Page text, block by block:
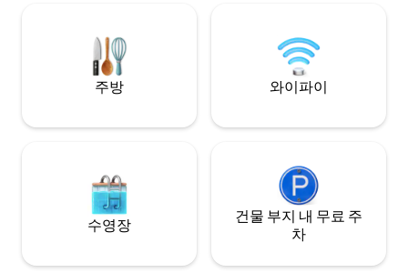
스럽고 지속적이라면 테라스에서 사슴을
발견하거나 사슴의 소리를 들을 수 있습니
회가 있습니다.
주방 와이파이
수영장
건물 부지 내 무료 주
차